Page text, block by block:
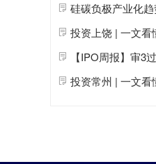
硅碳负极产业化趋
投资上饶 | 一文看
【IPO周报】审3过
投资常州 | 一文看